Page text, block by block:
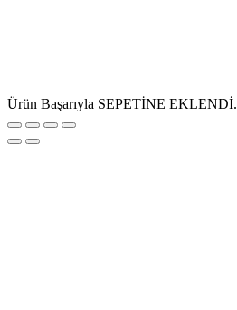
Ürün Başarıyla SEPETİNE EKLENDİ.